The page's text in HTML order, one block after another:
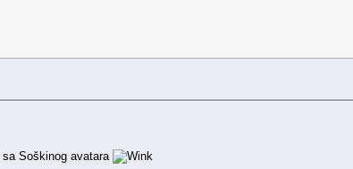
Soškinog avatara